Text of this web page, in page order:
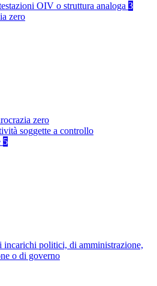
OIV o struttura analoga 3
zero
zero
soggette a controllo
5
incarichi politici, di amministrazione,
o di governo